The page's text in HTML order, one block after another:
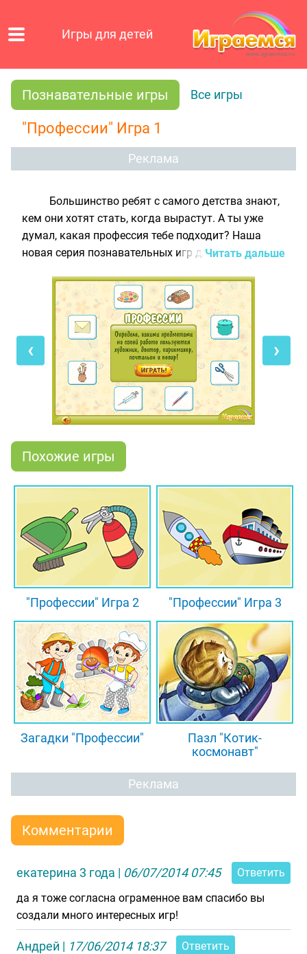
Игры для детей
Познавательные игры Все игры
"Профессии" Игра 1
Реклама
Большинство ребят с самого детства знают,
кем они хотят стать, когда вырастут. А ты уже
думал, какая профессия тебе подходит? Наша
новая серия познавательных игр для детей
профессиями. В первой игре это будут профессии
художника, повара, почтальона, парикмахера и
доктора. Тебе необходимо будет определить
инструменты, которыми пользуются на своей
работе перечисленные специалисты. Обрати
внимание, что в каждом уровне тебе предстоит
выбрать с помощью мыши не один, а несколько
правильных ответов.
Читать дальше
‹ ›
Похожие игры
"Профессии" Игра 2 "Профессии" Игра 3
Загадки "Профессии"
Пазл "Котик-
космонавт"
Реклама
Комментарии
екатерина 3 года | 06/07/2014 07:45
Ответить
да я тоже согласна ограменное вам спасибо вы
создали много интересных игр!
Андрей | 17/06/2014 18:37
Ответить